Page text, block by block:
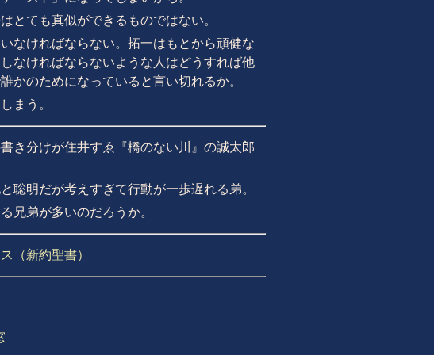
とても真似ができるものではない。
なければならない。拓一はもとから頑健な
なければならないような人はどうすれば他
かのためになっていると言い切れるか。
まう。
き分けが住井すゑ『橋のない川』の誠太郎
聡明だが考えすぎて行動が一歩遅れる弟。
兄弟が多いのだろうか。
（新約聖書）